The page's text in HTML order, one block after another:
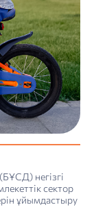
негізгі
сектор
ұйымдастыру